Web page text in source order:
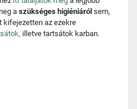
a szükséges higiéniáról sem,
kifejezetten az ezekre
illetve tartsátok karban.